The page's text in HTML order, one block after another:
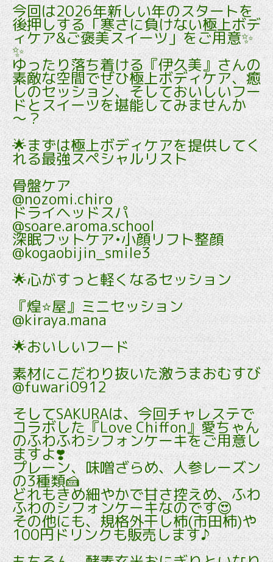
今回は2026年新しい年のスタートを
後押しする「寒さに負けない極上ボデ
ィケア&ご褒美スイーツ」をご用意✨
✨
ゆったり落ち着ける『伊久美』さんの
素敵な空間でぜひ極上ボディケア、癒
しのセッション、そしておいしいフー
ドとスイーツを堪能してみませんか
～？
🌟まずは極上ボディケアを提供してく
れる最強スペシャルリスト
骨盤ケア
@nozomi.chiro
ドライヘッドスパ
@soare.aroma.school
深眠フットケア•小顔リフト整顔
@kogaobijin_smile3
🌟心がすっと軽くなるセッション
『煌⭐️屋』ミニセッション
@kiraya.mana
🌟おいしいフード
素材にこだわり抜いた激うまおむすび
@fuwari0912
そしてSAKURAは、今回チャレステで
コラボした『Love Chiffon』愛ちゃん
のふわふわシフォンケーキをご用意し
ますよ❣️
プレーン、味噌ざらめ、人参レーズン
の3種類🍰
どれもきめ細やかで甘さ控えめ、ふわ
ふわのシフォンケーキなのです😍
その他にも、規格外干し柿(市田柿)や
100円ドリンクも販売します♪